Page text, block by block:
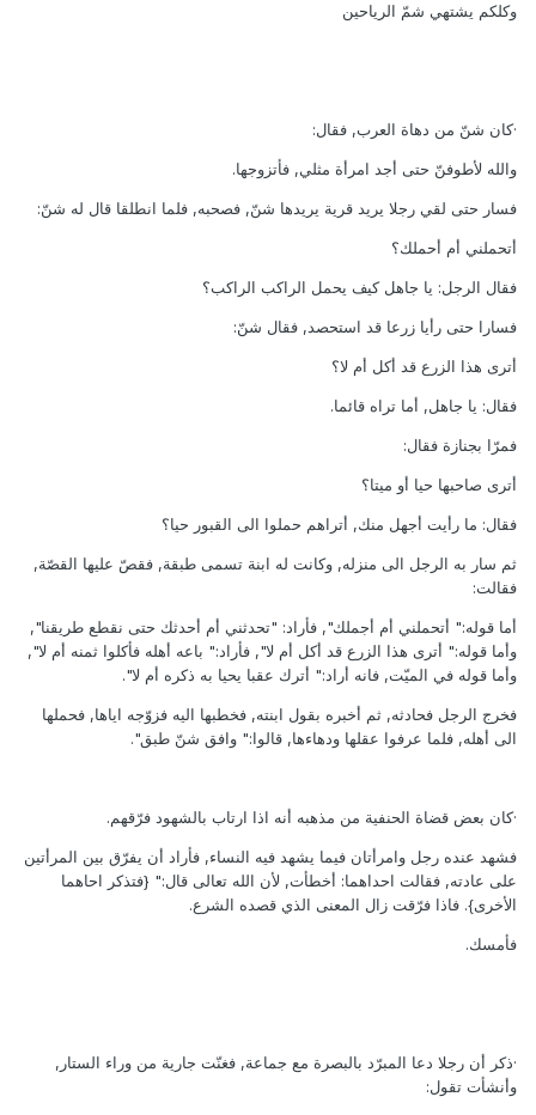
وكلكم يشتهي شمّ الرياحين
·كان شنّ من دهاة العرب, فقال:
والله لأطوفنّ حتى أجد امرأة مثلي, فأتزوجها.
فسار حتى لقي رجلا يريد قرية يريدها شنّ, فصحبه, فلما انطلقا قال له شنّ:
أتحملني أم أحملك؟
فقال الرجل: يا جاهل كيف يحمل الراكب الراكب؟
فسارا حتى رأيا زرعا قد استحصد, فقال شنّ:
أترى هذا الزرع قد أكل أم لا؟
فقال: يا جاهل, أما تراه قائما.
فمرّا بجنازة فقال:
أترى صاحبها حيا أو ميتا؟
فقال: ما رأيت أجهل منك, أتراهم حملوا الى القبور حيا؟
ثم سار به الرجل الى منزله, وكانت له ابنة تسمى طبقة, فقصّ عليها القصّة,
فقالت:
أما قوله:" أتحملني أم أجملك", فأراد: "تحدثني أم أحدثك حتى نقطع طريقنا",
وأما قوله:" أترى هذا الزرع قد أكل أم لا", فأراد:" باعه أهله فأكلوا ثمنه أم لا",
وأما قوله في الميّت, فانه أراد:" أترك عقبا يحيا به ذكره أم لا".
فخرج الرجل فحادثه, ثم أخبره بقول ابنته, فخطبها اليه فزوّجه اياها, فحملها
الى أهله, فلما عرفوا عقلها ودهاءها, قالوا:" وافق شنّ طبق".
·كان بعض قضاة الحنفية من مذهبه أنه اذا ارتاب بالشهود فرّقهم.
فشهد عنده رجل وامرأتان فيما يشهد فيه النساء, فأراد أن يفرّق بين المرأتين
على عادته, فقالت احداهما: أخطأت, لأن الله تعالى قال:" {فتذكر احاهما
الأخرى}. فاذا فرّقت زال المعنى الذي قصده الشرع.
فأمسك.
·ذكر أن رجلا دعا المبرّد بالبصرة مع جماعة, فغنّت جارية من وراء الستار,
وأنشأت تقول: